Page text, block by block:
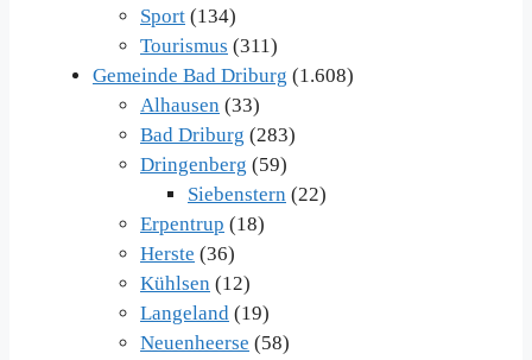
Sport (134)
Tourismus (311)
Gemeinde Bad Driburg (1.608)
Alhausen (33)
Bad Driburg (283)
Dringenberg (59)
Siebenstern (22)
Erpentrup (18)
Herste (36)
Kühlsen (12)
Langeland (19)
Neuenheerse (58)